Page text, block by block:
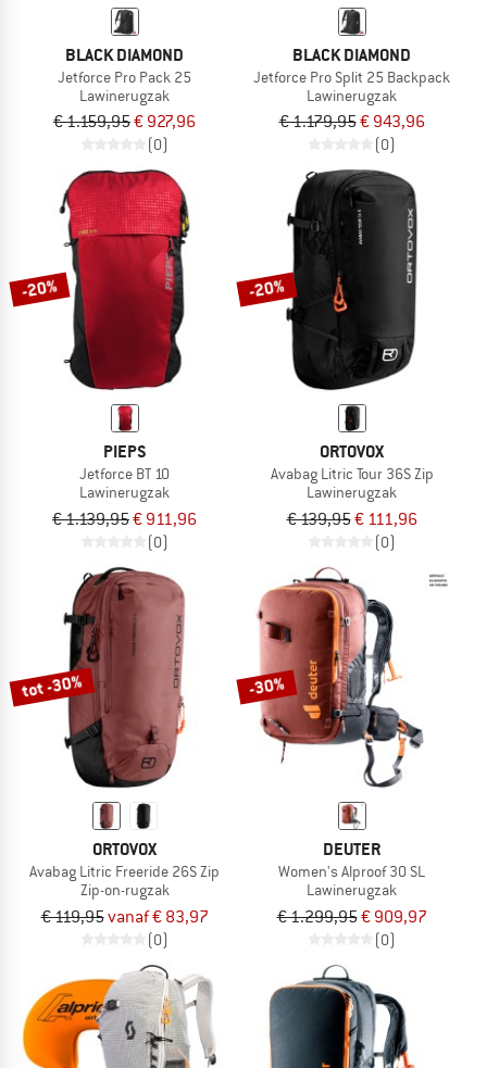
BLACK DIAMOND
Jetforce Pro Pack 25
Lawinerugzak
€ 1.159,95€ 927,96
(0)
BLACK DIAMOND
Jetforce Pro Split 25 Backpack
Lawinerugzak
€ 1.179,95€ 943,96
(0)
-20%
PIEPS
Jetforce BT 10
Lawinerugzak
€ 1.139,95€ 911,96
(0)
-20%
ORTOVOX
Avabag Litric Tour 36S Zip
Lawinerugzak
€ 139,95€ 111,96
(0)
tot -30%
ORTOVOX
Avabag Litric Freeride 26S Zip
Zip-on-rugzak
€ 119,95vanaf € 83,97
(0)
-30%
DEUTER
Women's Alproof 30 SL
Lawinerugzak
€ 1.299,95€ 909,97
(0)